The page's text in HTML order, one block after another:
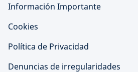
Información Importante
Cookies
Política de Privacidad
Denuncias de irregularidades